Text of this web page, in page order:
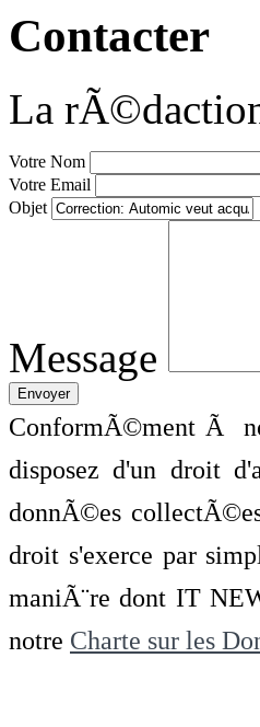
Contacter
La
Votre Nom
Votre Email
Objet
Message
ConformÃ©ment Ã
disposez d'un droit
donnÃ©es
droit s'exerce par
maniÃ¨re dont IT
notre Charte sur les